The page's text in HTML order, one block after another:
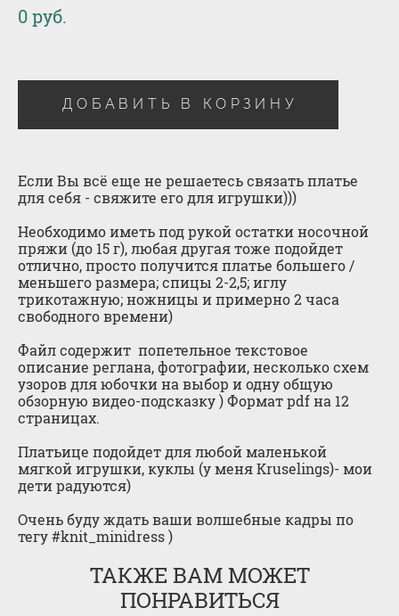
0 pуб.
ДОБАВИТЬ В КОРЗИНУ
Если Вы всё еще не решаетесь связать платье
для себя - свяжите его для игрушки)))
Необходимо иметь под рукой остатки носочной
пряжи (до 15 г), любая другая тоже подойдет
отлично, просто получится платье большего /
меньшего размера; спицы 2-2,5; иглу
трикотажную; ножницы и примерно 2 часа
свободного времени)
Файл содержит попетельное текстовое
описание реглана, фотографии, несколько схем
узоров для юбочки на выбор и одну общую
обзорную видео-подсказку ) Формат pdf на 12
страницах.
Платьице подойдет для любой маленькой
мягкой игрушки, куклы (у меня Kruselings)- мои
дети радуются)
Очень буду ждать ваши волшебные кадры по
тегу #knit_minidress )
ТАКЖЕ ВАМ МОЖЕТ
ПОНРАВИТЬСЯ